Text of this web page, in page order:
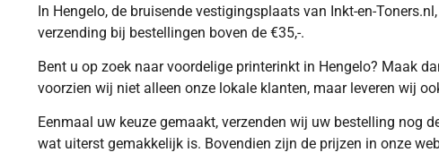
In Hengelo, de bruisende vestigingsplaats van Inkt-en-
verzending bij bestellingen boven de €35,-.
Bent u op zoek naar voordelige printerinkt in Hengelo? Maak
voorzien wij niet alleen onze lokale klanten, maar leveren wij
Eenmaal uw keuze gemaakt, verzenden wij uw bestelling nog
wat uiterst gemakkelijk is. Bovendien zijn de prijzen in onze